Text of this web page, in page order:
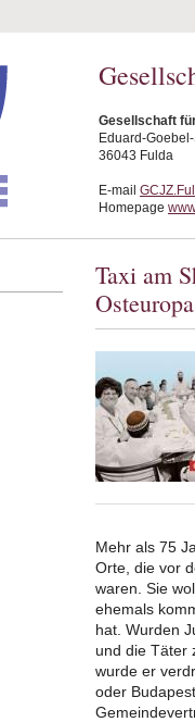
Gesellschaft
Eduard-
36043 Fulda
E-mail
Homepage
Taxi am
Mehr als 75
Orte, die vor
waren. Sie
ehemals
hat. Wurden
und die Täter
wurde er
oder